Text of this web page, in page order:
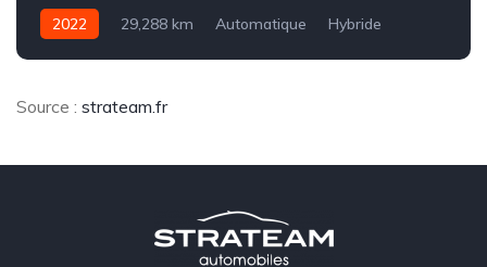
2022 29,288 km Automatique
Hybride
Source : strateam.fr